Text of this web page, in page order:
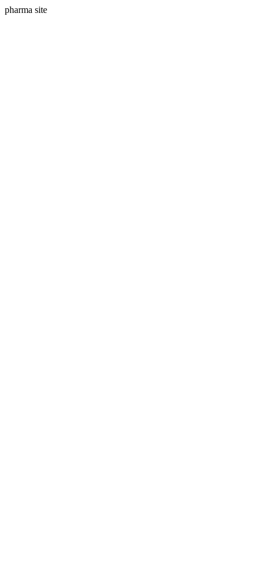
pharma site